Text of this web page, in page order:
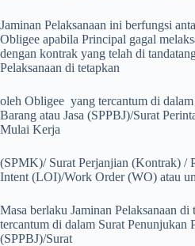
Jaminan Pelaksanaan ini berfungsi
Obligee apabila Principal gagal
dengan kontrak yang telah di
Pelaksanaan di tetapkan
oleh Obligee yang tercantum di
Barang atau Jasa (SPPBJ)/Surat
Mulai Kerja
(SPMK)/ Surat Perjanjian (Kontrak) /
Intent (LOI)/Work Order (WO) atau
Masa berlaku Jaminan Pelaksanaan
tercantum di dalam Surat Penunjukan
(SPPBJ)/Surat